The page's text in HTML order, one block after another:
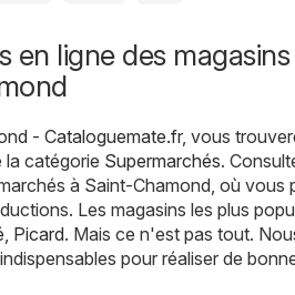
en ligne des
- Cataloguemate.fr, vous
la catégorie Supermarchés.
à Saint-Chamond, où vous
Les magasins les plus
Picard. Mais ce n'est pas tout.
pour réaliser de